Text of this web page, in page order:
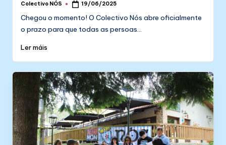
Posted
Colectivo NÓS 19/06/2025
Chegou o momento! O Colectivo Nós abre oficialmente
o prazo para que todas as persoas…
Ler máis